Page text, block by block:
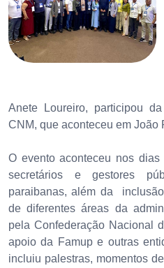
Anete Loureiro, participou
CNM, que aconteceu em João
O evento aconteceu nos
secretários e gestores
paraibanas, além da
de diferentes áreas da
pela Confederação Nacional
apoio da Famup e outras
incluiu palestras, momentos